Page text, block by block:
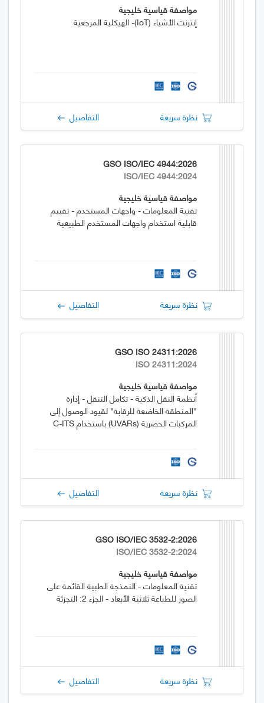
مواصفة قياسية خليجية
إنترنت الأشياء (IoT)- الهيكلية المرجعية
نظرة سريعة التفاصيل
GSO ISO/IEC 4944:2026
ISO/IEC 4944:2024
مواصفة قياسية خليجية
تقنية المعلومات - واجهات المستخدم - تقييم
قابلية استخدام واجهات المستخدم الطبيعية
نظرة سريعة التفاصيل
GSO ISO 24311:2026
ISO 24311:2024
مواصفة قياسية خليجية
أنظمة النقل الذكية - تكامل التنقل - إدارة
"المنطقة الخاضعة للرقابة" لقيود الوصول إلى
المركبات الحضرية (UVARs) باستخدام C-ITS
نظرة سريعة التفاصيل
GSO ISO/IEC 3532-2:2026
ISO/IEC 3532-2:2024
مواصفة قياسية خليجية
تقنية المعلومات - النمذجة الطبية القائمة على
الصور للطباعة ثلاثية الأبعاد - الجزء 2: التجزئة
نظرة سريعة التفاصيل